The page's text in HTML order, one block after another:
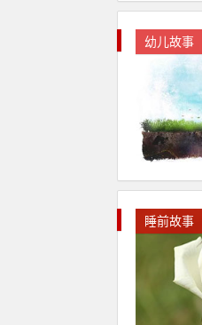
幼儿故事
睡前故事